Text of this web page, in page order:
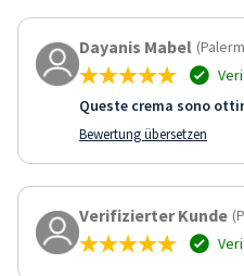
Dayanis Mabel
Queste crema sono
Bewertung übersetzen
Verifizierter Kunde